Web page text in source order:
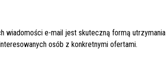
wiadomości e-mail jest skuteczną formą
osób z konkretnymi ofertami.